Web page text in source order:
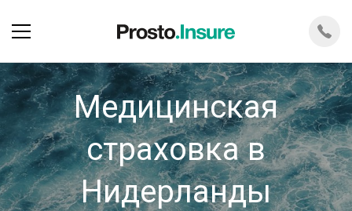
Медицинская
страховка в
Нидерланды